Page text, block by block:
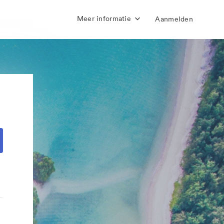
Meer informatie Aanmelden